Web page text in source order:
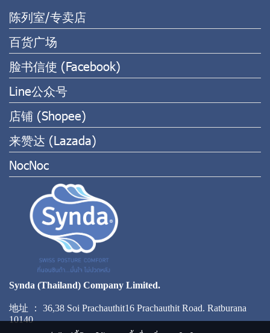
陈列室/专卖店
百货广场
脸书信使 (Facebook)
Line公众号
店铺 (Shopee)
来赞达 (Lazada)
NocNoc
Synda (Thailand) Company Limited.
地址 ： 36,38 Soi Prachauthit16 Prachauthit Road. Ratburana
10140